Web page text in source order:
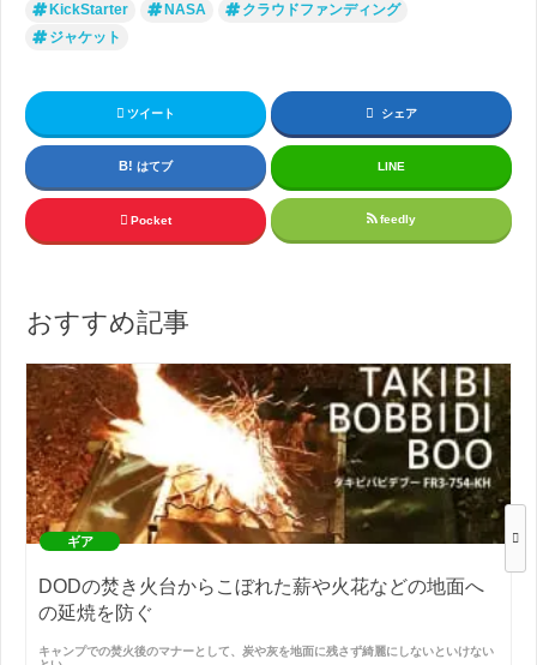
KickStarter NASA
クラウドファンディング
ジャケット
ツイート シェア
はてブ LINE
Pocket feedly
おすすめ記事
ギア
DODの焚き火台からこぼれた薪や火花などの地面へ
の延焼を防ぐ
キャンプでの焚火後のマナーとして、炭や灰を地面に残さず綺麗にしないといけない